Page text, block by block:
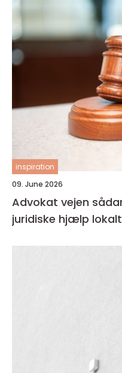
inspiration
09. June 2026
Advokat vejen sådan finder du den rette
juridiske hjælp lokalt